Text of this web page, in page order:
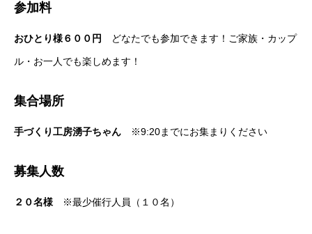
参加料
おひとり様６００円 どなたでも参加できます！ご家族・カップ
ル・お一人でも楽しめます！
集合場所
手づくり工房湧子ちゃん ※9:20までにお集まりください
募集人数
２０名様 ※最少催行人員（１０名）